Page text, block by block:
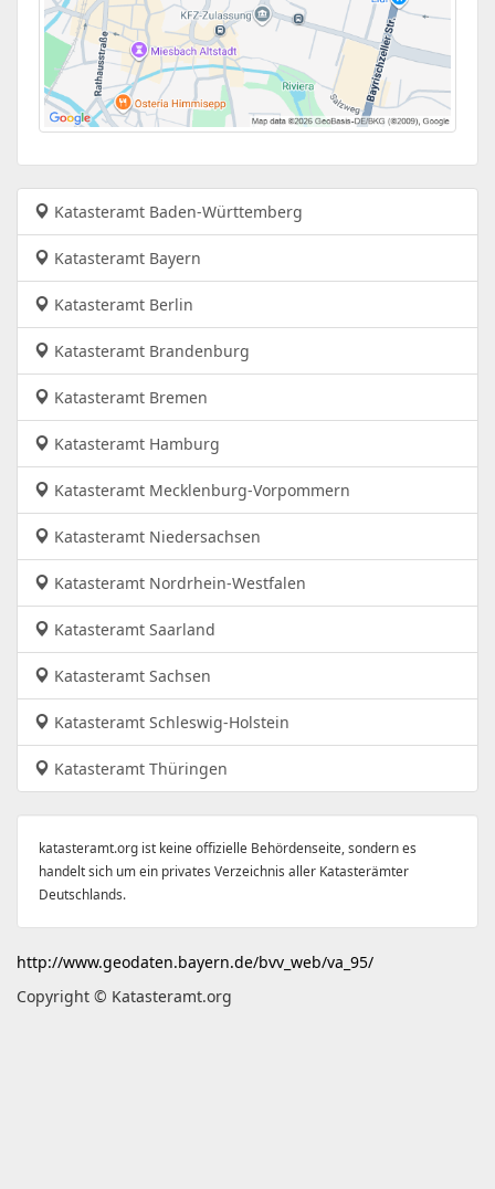
Katasteramt Baden-Württemberg
Katasteramt Bayern
Katasteramt Berlin
Katasteramt Brandenburg
Katasteramt Bremen
Katasteramt Hamburg
Katasteramt Mecklenburg-Vorpommern
Katasteramt Niedersachsen
Katasteramt Nordrhein-Westfalen
Katasteramt Saarland
Katasteramt Sachsen
Katasteramt Schleswig-Holstein
Katasteramt Thüringen
katasteramt.org ist keine offizielle Behördenseite, sondern es
handelt sich um ein privates Verzeichnis aller Katasterämter
Deutschlands.
http://www.geodaten.bayern.de/bvv_web/va_95/
Copyright © Katasteramt.org